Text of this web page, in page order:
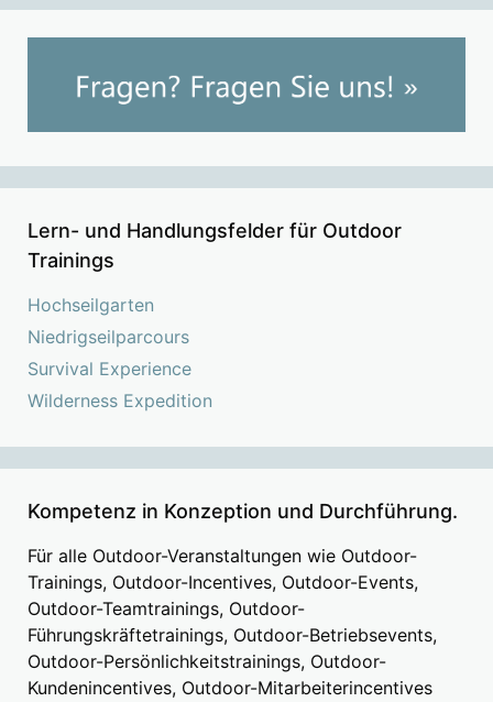
Lern- und Handlungsfelder für Outdoor
Trainings
Hochseilgarten
Niedrigseilparcours
Survival Experience
Wilderness Expedition
Kompetenz in Konzeption und Durchführung.
Für alle Outdoor-Veranstaltungen wie Outdoor-
Trainings, Outdoor-Incentives, Outdoor-Events,
Outdoor-Teamtrainings, Outdoor-
Führungskräftetrainings, Outdoor-Betriebsevents,
Outdoor-Persönlichkeitstrainings, Outdoor-
Kundenincentives, Outdoor-Mitarbeiterincentives